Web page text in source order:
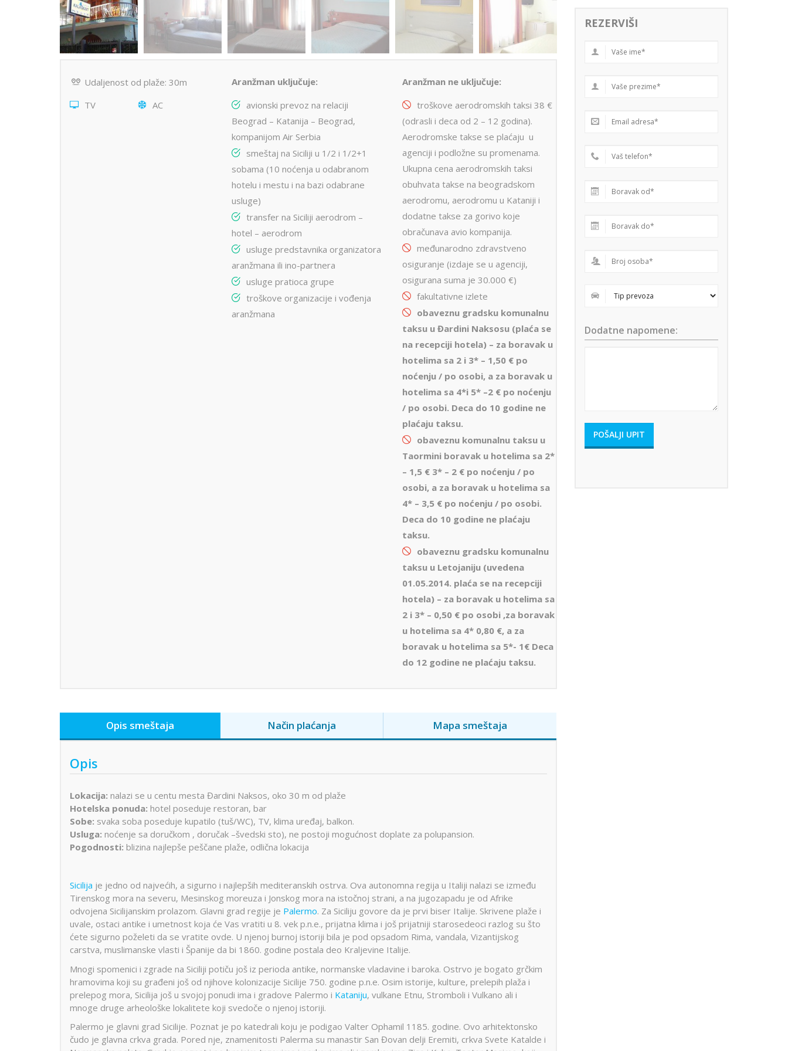
Udaljenost od plaže: 30m
TV
AC
Aranžman uključuje:
avionski prevoz na relaciji
Beograd – Katanija – Beograd,
kompanijom Air Serbia
smeštaj na Siciliji u 1/2 i 1/2+1
sobama (10 noćenja u odabranom
hotelu i mestu i na bazi odabrane
usluge)
transfer na Siciliji aerodrom –
hotel – aerodrom
usluge predstavnika organizatora
aranžmana ili ino-partnera
usluge pratioca grupe
troškove organizacije i vođenja
aranžmana
Aranžman ne uključuje:
troškove aerodromskih taksi 38 €
(odrasli i deca od 2 – 12 godina).
Aerodromske takse se plaćaju u
agenciji i podložne su promenama.
Ukupna cena aerodromskih taksi
obuhvata takse na beogradskom
aerodromu, aerodromu u Kataniji i
dodatne takse za gorivo koje
obračunava avio kompanija.
međunarodno zdravstveno
osiguranje (izdaje se u agenciji,
osigurana suma je 30.000 €)
fakultativne izlete
obaveznu gradsku komunalnu
taksu u Đardini Naksosu (plaća se
na recepciji hotela) – za boravak u
hotelima sa 2 i 3* – 1,50 € po
noćenju / po osobi, a za boravak u
hotelima sa 4*i 5* –2 € po noćenju
/ po osobi. Deca do 10 godine ne
plaćaju taksu.
obaveznu komunalnu taksu u
Taormini boravak u hotelima sa 2*
– 1,5 € 3* – 2 € po noćenju / po
osobi, a za boravak u hotelima sa
4* – 3,5 € po noćenju / po osobi.
Deca do 10 godine ne plaćaju
taksu.
obaveznu gradsku komunalnu
taksu u Letojaniju (uvedena
01.05.2014. plaća se na recepciji
hotela) – za boravak u hotelima sa
2 i 3* – 0,50 € po osobi ,za boravak
u hotelima sa 4* 0,80 €, a za
boravak u hotelima sa 5*- 1€ Deca
do 12 godine ne plaćaju taksu.
Opis smeštaja Način plaćanja Mapa smeštaja
Opis
Lokacija: nalazi se u centu mesta Đardini Naksos, oko 30 m od plaže
Hotelska ponuda: hotel poseduje restoran, bar
Sobe: svaka soba poseduje kupatilo (tuš/WC), TV, klima uređaj, balkon.
Usluga: noćenje sa doručkom , doručak –švedski sto), ne postoji mogućnost doplate za polupansion.
Pogodnosti: blizina najlepše peščane plaže, odlična lokacija
Sicilija je jedno od najvećih, a sigurno i najlepših mediteranskih ostrva. Ova autonomna regija u Italiji nalazi se između
Tirenskog mora na severu, Mesinskog moreuza i Jonskog mora na istočnoj strani, a na jugozapadu je od Afrike
odvojena Sicilijanskim prolazom. Glavni grad regije je Palermo. Za Siciliju govore da je prvi biser Italije. Skrivene plaže i
uvale, ostaci antike i umetnost koja će Vas vratiti u 8. vek p.n.e., prijatna klima i još prijatniji starosedeoci razlog su što
ćete sigurno poželeti da se vratite ovde. U njenoj burnoj istoriji bila je pod opsadom Rima, vandala, Vizantijskog
carstva, muslimanske vlasti i Španije da bi 1860. godine postala deo Kraljevine Italije.
Mnogi spomenici i zgrade na Siciliji potiču još iz perioda antike, normanske vladavine i baroka. Ostrvo je bogato grčkim
hramovima koji su građeni još od njihove kolonizacije Sicilije 750. godine p.n.e. Osim istorije, kulture, prelepih plaža i
prelepog mora, Sicilija još u svojoj ponudi ima i gradove Palermo i Kataniju, vulkane Etnu, Stromboli i Vulkano ali i
mnoge druge arheološke lokalitete koji svedoče o njenoj istoriji.
Palermo je glavni grad Sicilije. Poznat je po katedrali koju je podigao Valter Ophamil 1185. godine. Ovo arhitektonsko
čudo je glavna crkva grada. Pored nje, znamenitosti Palerma su manastir San Đovan delji Eremiti, crkva Svete Katalde i
REZERVIŠI
Dodatne napomene: